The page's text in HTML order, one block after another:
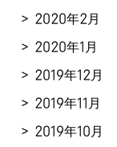
2020年2月
2020年1月
2019年12月
2019年11月
2019年10月